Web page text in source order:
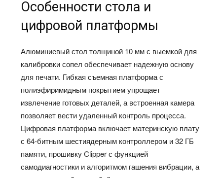
Особенности стола и
цифровой платформы
Алюминиевый стол толщиной 10 мм с выемкой для
калибровки сопел обеспечивает надежную основу
для печати. Гибкая съемная платформа с
полиэфиримидным покрытием упрощает
извлечение готовых деталей, а встроенная камера
позволяет вести удаленный контроль процесса.
Цифровая платформа включает материнскую плату
с 64-битным шестиядерным контроллером и 32 ГБ
памяти, прошивку Clipper с функцией
самодиагностики и алгоритмом гашения вибрации, а